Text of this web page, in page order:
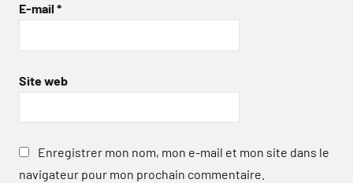
E-mail *
Site web
Enregistrer mon nom, mon e-mail et mon site dans le
navigateur pour mon prochain commentaire.